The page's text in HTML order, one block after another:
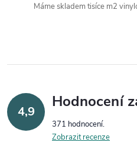
Máme skladem tisíce m2
4,9
Hodnocení
371 hodnocení
Zobrazit recenze